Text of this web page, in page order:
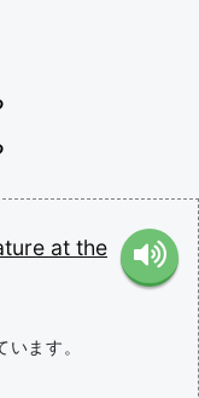
at the
ます。